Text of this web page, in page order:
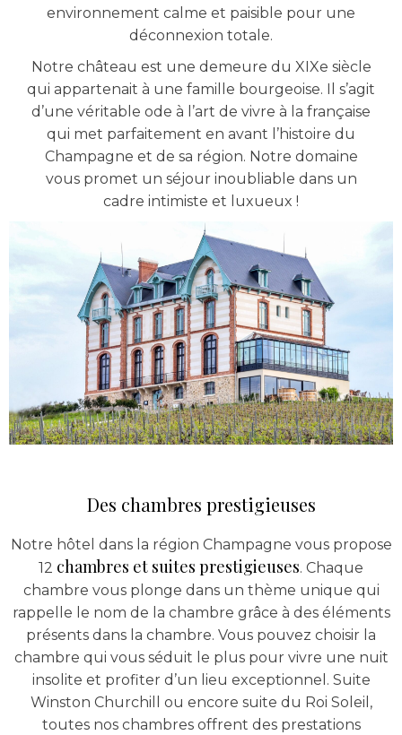
environnement calme et paisible pour une
déconnexion totale.
Notre château est une demeure du XIXe siècle
qui appartenait à une famille bourgeoise. Il s’agit
d’une véritable ode à l’art de vivre à la française
qui met parfaitement en avant l’histoire du
Champagne et de sa région. Notre domaine
vous promet un séjour inoubliable dans un
cadre intimiste et luxueux !
Des chambres prestigieuses
Notre hôtel dans la région Champagne vous propose
12 chambres et suites prestigieuses. Chaque
chambre vous plonge dans un thème unique qui
rappelle le nom de la chambre grâce à des éléments
présents dans la chambre. Vous pouvez choisir la
chambre qui vous séduit le plus pour vivre une nuit
insolite et profiter d’un lieu exceptionnel. Suite
Winston Churchill ou encore suite du Roi Soleil,
toutes nos chambres offrent des prestations